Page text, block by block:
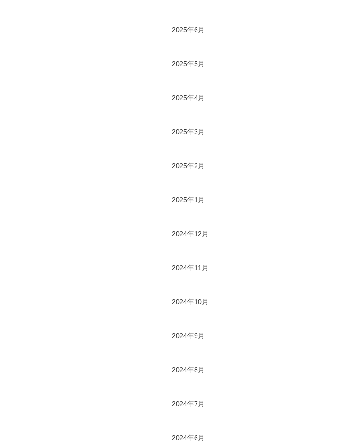
2025年6月
2025年5月
2025年4月
2025年3月
2025年2月
2025年1月
2024年12月
2024年11月
2024年10月
2024年9月
2024年8月
2024年7月
2024年6月